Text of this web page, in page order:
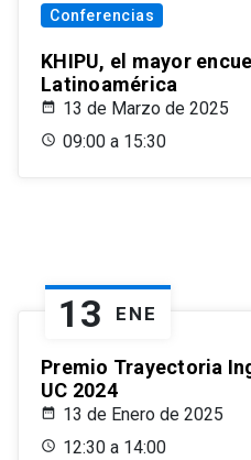
Conferencias
KHIPU, el mayor
Latinoamérica
13 de Marzo de 2025
09:00 a 15:30
13 ENE
Premio Trayectoria
UC 2024
13 de Enero de 2025
12:30 a 14:00